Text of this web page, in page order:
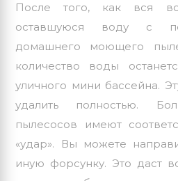
После того, как вся
оставшуюся воду с
домашнего моющего
количество воды
уличного мини бассейна.
удалить полностью.
пылесосов имеют
«удар». Вы можете
иную форсунку. Это даст